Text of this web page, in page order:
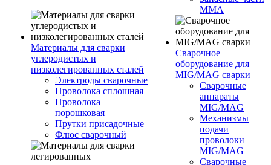
Материалы для сварки
углеродистых и
низколегированных сталей
Электроды сварочные
Проволока сплошная
Проволока
порошковая
Прутки присадочные
Флюс сварочный
MMA
Сварочное
оборудование для
MIG/MAG сварки
Сварочные
аппараты
MIG/MAG
Механизмы
подачи
проволоки
MIG/MAG
Сварочные